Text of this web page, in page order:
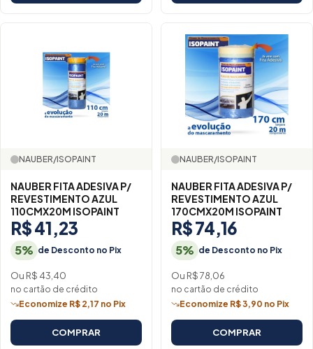
NAUBER/ISOPAINT
NAUBER FITA ADESIVA P/
REVESTIMENTO AZUL
110CMX20M ISOPAINT
R$ 41,23
5% de Desconto no Pix
Ou R$ 43,40
no cartão de crédito
Economize R$ 2,17 no Pix
COMPRAR
NAUBER/ISOPAINT
NAUBER FITA ADESIVA P/
REVESTIMENTO AZUL
170CMX20M ISOPAINT
R$ 74,16
5% de Desconto no Pix
Ou R$ 78,06
no cartão de crédito
Economize R$ 3,90 no Pix
COMPRAR